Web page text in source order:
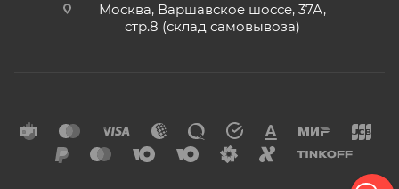
Москва, Варшавское шоссе, 37А,
стр.8 (склад самовывоза)